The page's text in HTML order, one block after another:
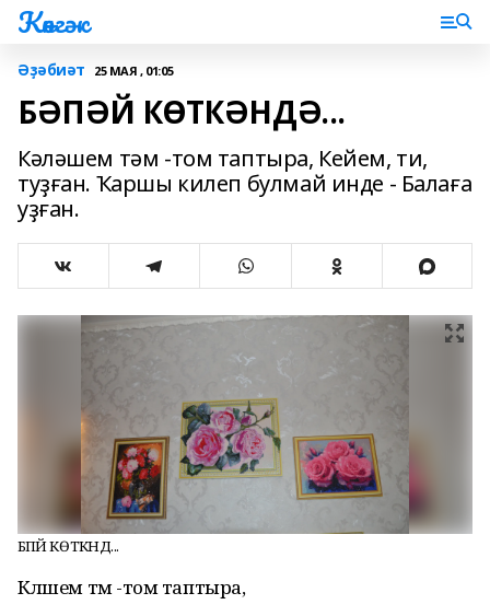
Көнгәк
Әҙәбиәт 25 МАЯ , 01:05
БӘПӘЙ КӨТКӘНДӘ...
Кәләшем тәм -том таптыра, Кейем, ти,
туҙған. Ҡаршы килеп булмай инде - Балаға
уҙған.
БӘПӘЙ КӨТКӘНДӘ...
Кәләшем тәм -том таптыра,